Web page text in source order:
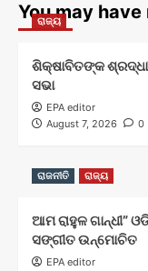
You may have
ରାଜ୍ୟ
ଶିକ୍ଷାବିତଙ୍କ
ସଭା
EPA editor
August 7, 2026
0
ରାଜନୀତି
ରାଜ୍ୟ
ଆମ ରାହୁଳ ଗାନ୍ଧୀ”
ସଙ୍ଗୀତ ଉନ୍ମୋଚିତ
EPA editor